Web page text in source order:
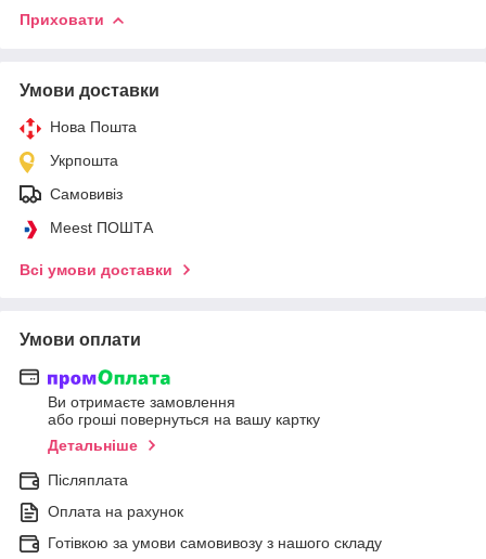
Приховати
Умови доставки
Нова Пошта
Укрпошта
Самовивіз
Meest ПОШТА
Всі умови доставки
Умови оплати
Ви отримаєте замовлення
або гроші повернуться на вашу картку
Детальніше
Післяплата
Оплата на рахунок
Готівкою за умови самовивозу з нашого складу